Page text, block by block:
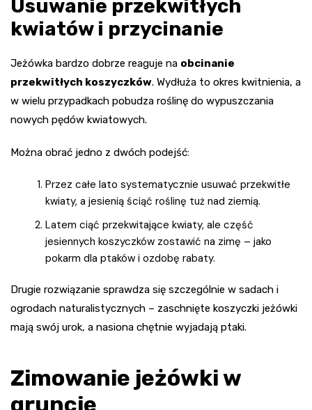
Usuwanie przekwitłych
kwiatów i przycinanie
Jeżówka bardzo dobrze reaguje na obcinanie
przekwitłych koszyczków. Wydłuża to okres kwitnienia, a
w wielu przypadkach pobudza roślinę do wypuszczania
nowych pędów kwiatowych.
Można obrać jedno z dwóch podejść:
Przez całe lato systematycznie usuwać przekwitłe
kwiaty, a jesienią ściąć roślinę tuż nad ziemią.
Latem ciąć przekwitające kwiaty, ale część
jesiennych koszyczków zostawić na zimę – jako
pokarm dla ptaków i ozdobę rabaty.
Drugie rozwiązanie sprawdza się szczególnie w sadach i
ogrodach naturalistycznych – zaschnięte koszyczki jeżówki
mają swój urok, a nasiona chętnie wyjadają ptaki.
Zimowanie jeżówki w
gruncie